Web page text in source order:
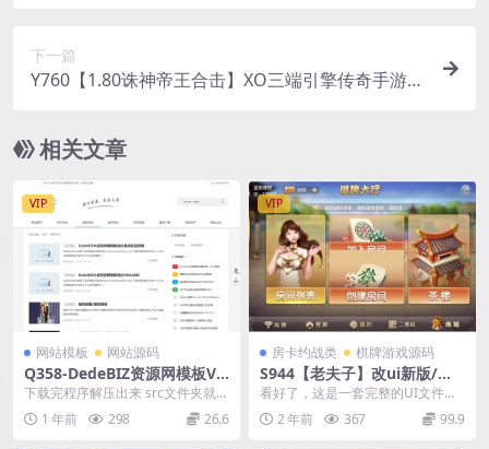
下一篇
Y760【1.80诛神帝王合击】XO三端引擎传奇手游2
大陆
相关文章
VIP
网站模板 网站源码
Q358-DedeBIZ资源网模板V1.
0.0
下载完程序解压出来 src文件夹就是
程序所有的文件 然后把模板下载好
解压出来直接...
1 年前 298 26.6
VIP
房卡约战类 棋牌游戏源码
S944【老夫子】改ui新版/大
厅数据包+双端APP
看好了，这是一套完整的UI文件，
不是完整的系统文件，在已经搭建
了老夫子的基础上，...
2 年前 367 99.9